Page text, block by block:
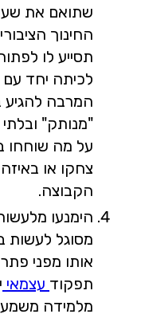
שתואם את
החינוך
תסייע לו
לכיתה יחד עם
המרבה להגיע
"מנותק" ובלתי
על מה שוחחו
צחקו או
הקבוצה.
הימנעו
מסוגל לעשות
אותו מפני
תפקוד עצמאי
מלמידה